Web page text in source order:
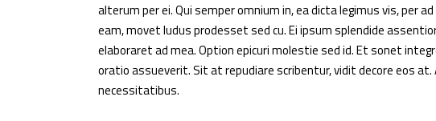
alterum per ei. Qui semper omnium in, ea dicta legimus vis, per
eam, movet ludus prodesset sed cu. Ei ipsum splendide
elaboraret ad mea. Option epicuri molestie sed id. Et sonet
oratio assueverit. Sit at repudiare scribentur, vidit decore eos
necessitatibus.